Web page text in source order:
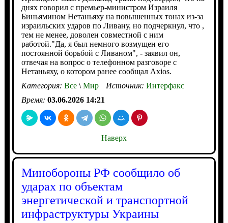
днях говорил с премьер-министром Израиля
Биньямином Нетаньяху на повышенных тонах из-за
израильских ударов по Ливану, но подчеркнул, что ,
тем не менее, доволен совместной с ним
работой."Да, я был немного возмущен его
постоянной борьбой с Ливаном", - заявил он,
отвечая на вопрос о телефонном разговоре с
Нетаньяху, о котором ранее сообщал Axios.
Категория: Все\Мир Источник: Интерфакс
Время: 03.06.2026 14:21
Наверх
Минобороны РФ сообщило об
ударах по объектам
энергетической и транспортной
инфраструктуры Украины